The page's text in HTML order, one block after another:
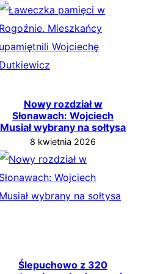
Nowy rozdział w
Słonawach: Wojciech
Musiał wybrany na sołtysa
8 kwietnia 2026
Ślepuchowo z 320